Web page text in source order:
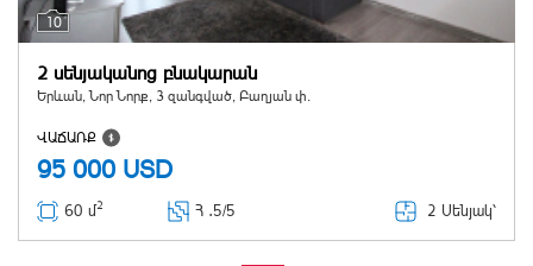
10
2 սենյականոց բնակարան
Երևան, Նոր Նորք, 3 զանգված, Բաղյան փ.
ՎԱՃԱՌՔ
95 000 USD
60 մ2 Հ ․5/5 2 Սենյակ՝